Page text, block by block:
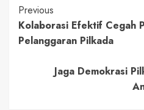
Continue
Reading
Previous
Kolaborasi Efektif Cegah
Pelanggaran Pilkada
Jaga Demokrasi